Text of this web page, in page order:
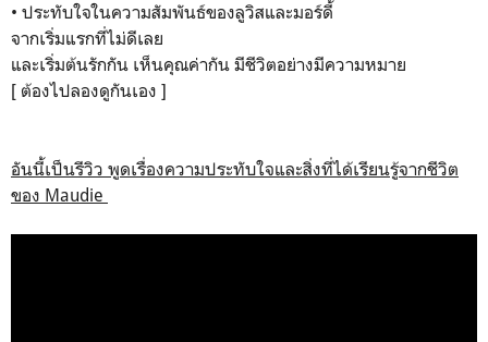
• ประทับใจในความสัมพันธ์ของลูวิสและมอร์ดี้
จากเริ่มแรกที่ไม่ดีเลย
และเริ่มต้นรักกัน เห็นคุณค่ากัน มีชีวิตอย่างมีความหมาย
[ ต้องไปลองดูกันเอง ]
อันนี้เป็นรีวิว พูดเรื่องความประทับใจและสิ่งที่ได้เรียนรู้จากชีวิต
ของ Maudie